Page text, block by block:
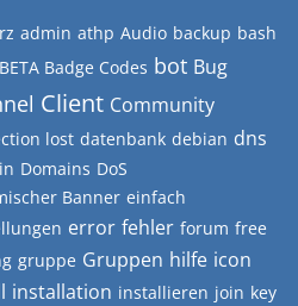
admin athp Audio backup bash
BETA Badge Codes bot Bug
Client Community
lost datenbank debian dns
Domains DoS
Banner einfach
error fehler forum free
gruppe Gruppen hilfe icon
installation installieren join key